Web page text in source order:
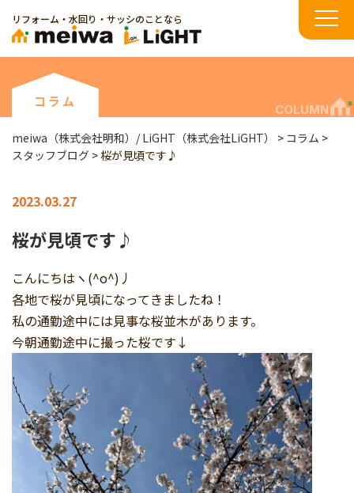
リフォーム・水回り・サッシのことなら
コラム
COLUMN
meiwa（株式会社明和）/ LiGHT（株式会社LiGHT） > コラム >
スタッフブログ >桜が見頃です♪
2023.03.27
桜が見頃です♪
こんにちはヽ(^o^)丿
各地で桜が見頃になってきましたね！
私の通勤途中には見事な桜並木があります。
今朝通勤途中に撮った桜です↓